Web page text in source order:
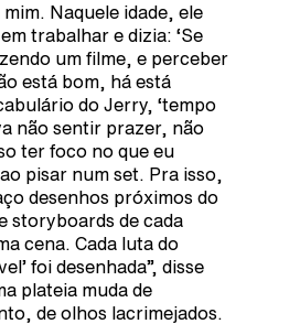
Naquele idade, ele
trabalhar e dizia: ‘Se
um filme, e perceber
está bom, há está
do Jerry, ‘tempo
não sentir prazer, não
ter foco no que eu
pisar num set. Pra isso,
desenhos próximos do
storyboards de cada
cena. Cada luta do
foi desenhada”, disse
plateia muda de
de olhos lacrimejados.